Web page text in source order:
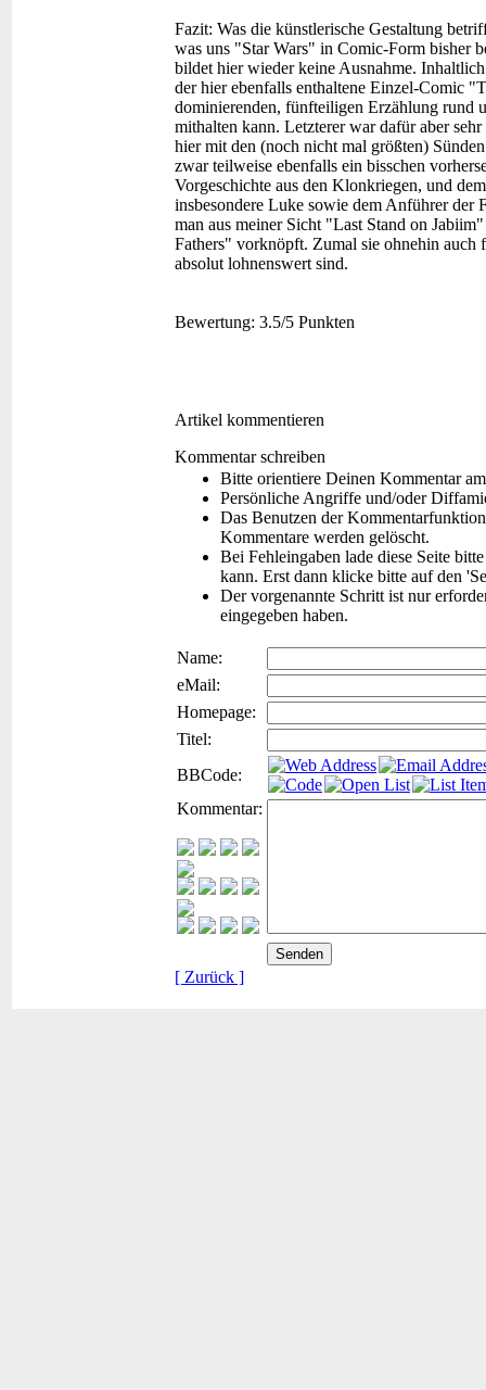
Fazit: Was die künstlerische Gestaltung
was uns "Star Wars" in Comic-Form bisher
bildet hier wieder keine Ausnahme.
der hier ebenfalls enthaltene Einzel-Comic
dominierenden, fünfteiligen Erzählung rund
mithalten kann. Letzterer war dafür aber
hier mit den (noch nicht mal größten)
zwar teilweise ebenfalls ein bisschen
Vorgeschichte aus den Klonkriegen, und
insbesondere Luke sowie dem Anführer der
man aus meiner Sicht "Last Stand on
Fathers" vorknöpft. Zumal sie ohnehin
absolut lohnenswert sind.
Bewertung: 3.5/5 Punkten
Artikel kommentieren
Kommentar schreiben
Bitte orientiere Deinen Kommentar
Persönliche Angriffe und/oder
Das Benutzen der
Kommentare werden gelöscht.
Bei Fehleingaben lade diese Seite
kann. Erst dann klicke bitte auf den
Der vorgenannte Schritt ist nur
eingegeben haben.
Name:
eMail:
Homepage:
Titel:
BBCode:
Kommentar:
[ Zurück ]